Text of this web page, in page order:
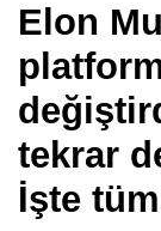
Elon
tekrar
İşte